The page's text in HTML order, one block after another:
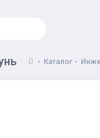
Каталог